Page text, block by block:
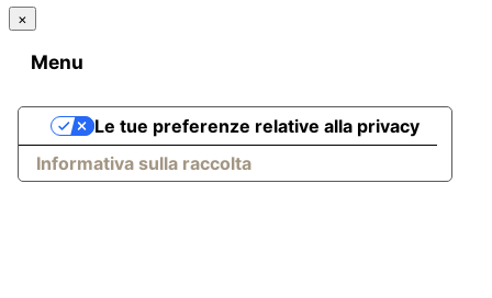
×
Menu
Informativa sulla raccolta
Le tue preferenze relative alla privacy